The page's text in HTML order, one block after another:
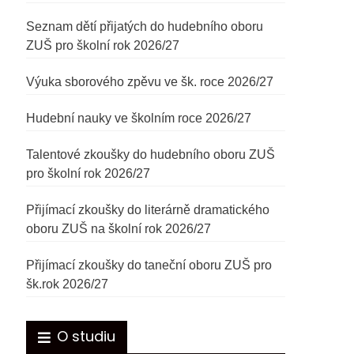
Seznam dětí přijatých do hudebního oboru
ZUŠ pro školní rok 2026/27
Výuka sborového zpěvu ve šk. roce 2026/27
Hudební nauky ve školním roce 2026/27
Talentové zkoušky do hudebního oboru ZUŠ
pro školní rok 2026/27
Přijímací zkoušky do literárně dramatického
oboru ZUŠ na školní rok 2026/27
Přijímací zkoušky do taneční oboru ZUŠ pro
šk.rok 2026/27
O studiu